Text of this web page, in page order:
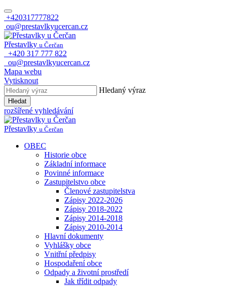
+420317777822
ou@prestavlkyucercan.cz
Přestavlky u Čerčan
+420 317 777 822
ou@prestavlkyucercan.cz
Mapa webu
Vytisknout
Hledaný výraz
Hledat
rozšířené vyhledávání
Přestavlky u Čerčan
OBEC
Historie obce
Základní informace
Povinné informace
Zastupitelstvo obce
Členové zastupitelstva
Zápisy 2022-2026
Zápisy 2018-2022
Zápisy 2014-2018
Zápisy 2010-2014
Hlavní dokumenty
Vyhlášky obce
Vnitřní předpisy
Hospodaření obce
Odpady a životní prostředí
Jak třídit odpady